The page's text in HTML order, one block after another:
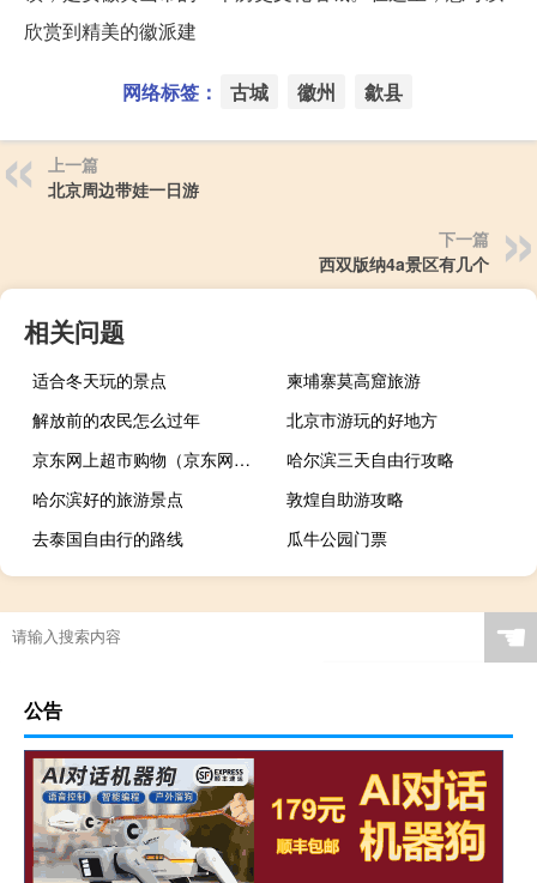
欣赏到精美的徽派建
网络标签： 古城 徽州 歙县
上一篇
北京周边带娃一日游
下一篇
西双版纳4a景区有几个
相关问题
适合冬天玩的景点
柬埔寨莫高窟旅游
解放前的农民怎么过年
北京市游玩的好地方
京东网上超市购物（京东网上超市）
哈尔滨三天自由行攻略
哈尔滨好的旅游景点
敦煌自助游攻略
去泰国自由行的路线
瓜牛公园门票
☚
公告